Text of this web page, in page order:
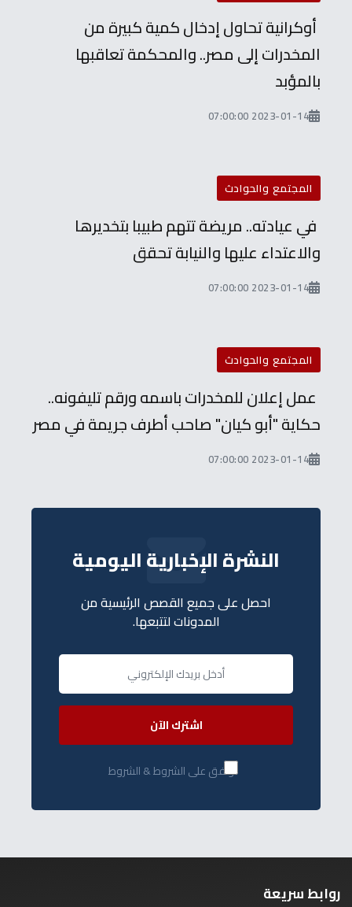
أوكرانية تحاول إدخال كمية كبيرة من
المخدرات إلى مصر.. والمحكمة تعاقبها
بالمؤبد
2023-01-14 07:00:00
المجتمع والحوادث
في عيادته.. مريضة تتهم طبيبا بتخديرها
والاعتداء عليها والنيابة تحقق
2023-01-14 07:00:00
المجتمع والحوادث
عمل إعلان للمخدرات باسمه ورقم تليفونه..
حكاية "أبو كيان" صاحب أطرف جريمة في مصر
2023-01-14 07:00:00
النشرة الإخبارية اليومية
احصل على جميع القصص الرئيسية من
المدونات لتتبعها.
اشترك الآن
أوافق على الشروط & الشروط
روابط سريعة